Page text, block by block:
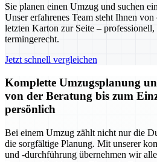
Sie planen einen Umzug und suchen
Unser erfahrenes Team steht Ihnen
letzten Karton zur Seite – professionell,
termingerecht.
Jetzt schnell vergleichen
Komplette Umzugsplanung
von der Beratung bis zum
persönlich
Bei einem Umzug zählt nicht nur die
die sorgfältige Planung. Mit unserer
und -durchführung übernehmen wir